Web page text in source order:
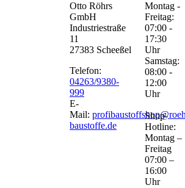
Otto Röhrs
GmbH
Industriestraße
11
27383 Scheeßel
Telefon:
04263/9380-
999
E-
Mail:
baustoffe.de
Montag -
Freitag:
07:00 -
17:30
Uhr
Samstag:
08:00 -
12:00
Uhr
Shop-
Hotline:
Montag –
Freitag
07:00 –
16:00
Uhr